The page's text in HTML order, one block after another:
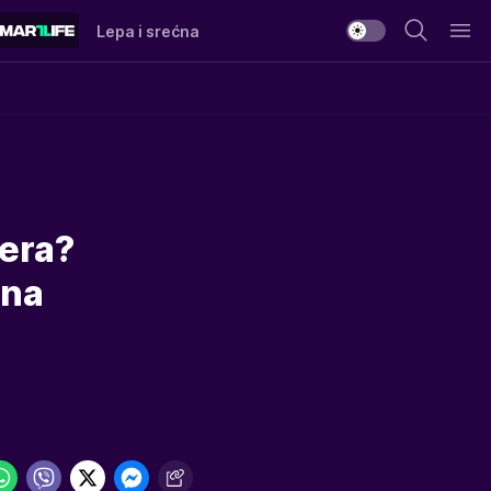
Lepa i srećna